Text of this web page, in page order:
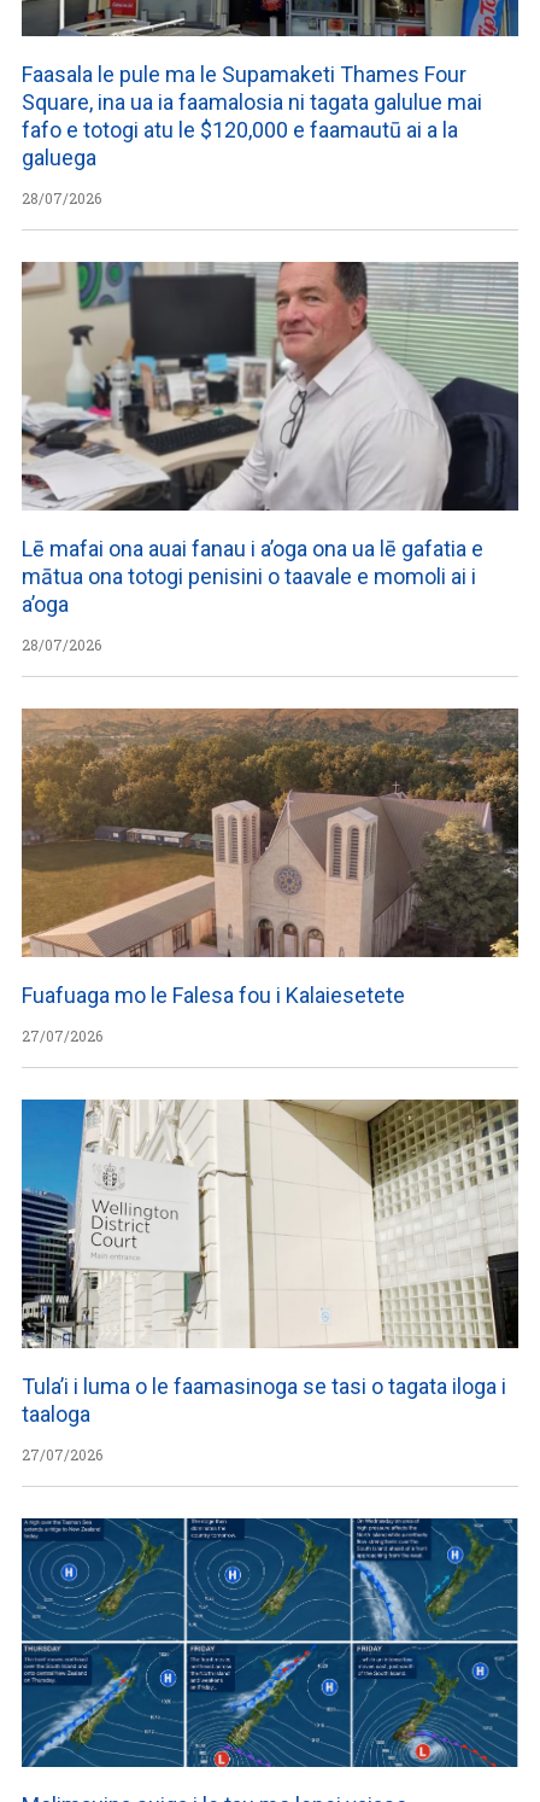
Faasala le pule ma le Supamaketi Thames Four
Square, ina ua ia faamalosia ni tagata galulue mai
fafo e totogi atu le $120,000 e faamautū ai a la
galuega
28/07/2026
Lē mafai ona auai fanau i a’oga ona ua lē gafatia e
mātua ona totogi penisini o taavale e momoli ai i
a’oga
28/07/2026
Fuafuaga mo le Falesa fou i Kalaiesetete
27/07/2026
Tula’i i luma o le faamasinoga se tasi o tagata iloga i
taaloga
27/07/2026